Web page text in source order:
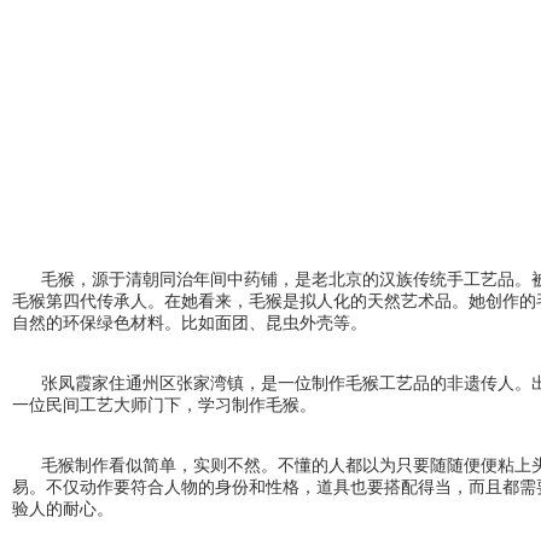
毛猴，源于清朝同治年间中药铺，是老北京的汉族传统手工艺品。
毛猴第四代传承人。在她看来，毛猴是拟人化的天然艺术品。她创作
自然的环保绿色材料。比如面团、昆虫外壳等。
张凤霞家住通州区张家湾镇，是一位制作毛猴工艺品的非遗传人。
一位民间工艺大师门下，学习制作毛猴。
毛猴制作看似简单，实则不然。不懂的人都以为只要随随便便粘上
易。不仅动作要符合人物的身份和性格，道具也要搭配得当，而且都
验人的耐心。